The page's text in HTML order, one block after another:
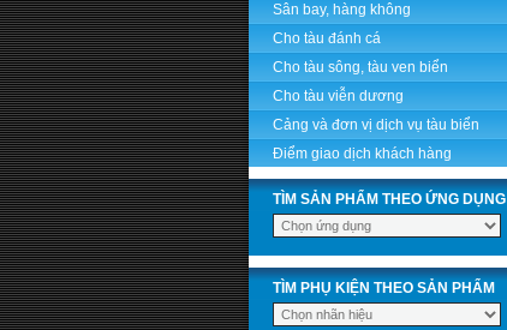
Sân bay, hàng không
Cho tàu đánh cá
Cho tàu sông, tàu ven biển
Cho tàu viễn dương
Cảng và đơn vị dịch vụ tàu biển
Điểm giao dịch khách hàng
TÌM SẢN PHẨM THEO ỨNG DỤNG
TÌM PHỤ KIỆN THEO SẢN PHẨM